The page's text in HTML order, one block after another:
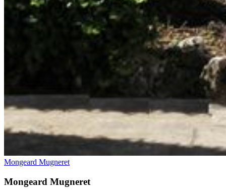
Mongeard Mugneret
Mongeard Mugneret